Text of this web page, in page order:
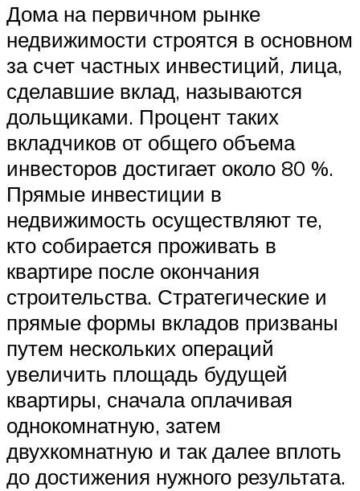
Дома на первичном рынке
недвижимости строятся в основном
за счет частных инвестиций, лица,
сделавшие вклад, называются
дольщиками. Процент таких
вкладчиков от общего объема
инвесторов достигает около 80 %.
Прямые инвестиции в
недвижимость осуществляют те,
кто собирается проживать в
квартире после окончания
строительства. Стратегические и
прямые формы вкладов призваны
путем нескольких операций
увеличить площадь будущей
квартиры, сначала оплачивая
однокомнатную, затем
двухкомнатную и так далее вплоть
до достижения нужного результата.